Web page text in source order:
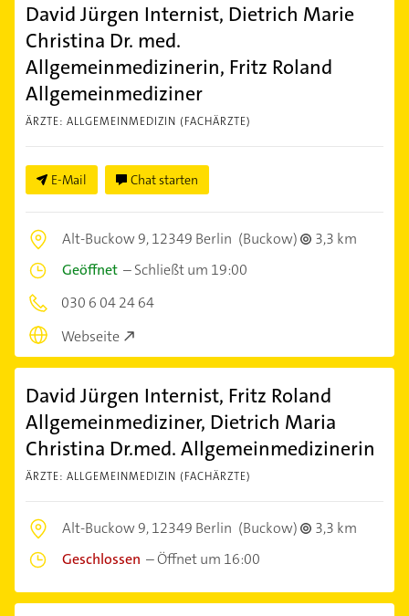
David Jürgen Internist, Dietrich Marie
Christina Dr. med.
Allgemeinmedizinerin, Fritz Roland
Allgemeinmediziner
ÄRZTE: ALLGEMEINMEDIZIN (FACHÄRZTE)
E-Mail Chat starten
Alt-Buckow 9,12349 Berlin (Buckow)
3,3 km
Geöffnet –Schließt um 19:00
030 6 04 24 64
Webseite
David Jürgen Internist, Fritz Roland
Allgemeinmediziner, Dietrich Maria
Christina Dr.med. Allgemeinmedizinerin
ÄRZTE: ALLGEMEINMEDIZIN (FACHÄRZTE)
Alt-Buckow 9,12349 Berlin (Buckow)
3,3 km
Geschlossen –Öffnet um 16:00